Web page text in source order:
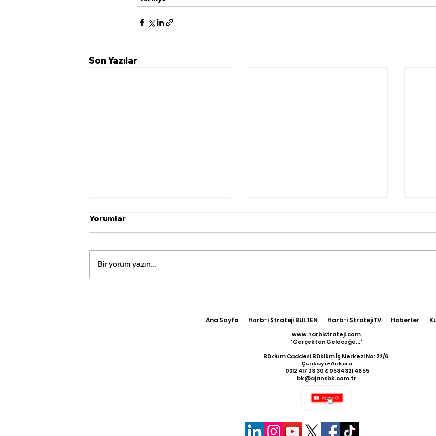
Son Yazılar
17
Yorumlar
Bir yorum yazın...
Ana Sayfa Harb-i Strateji BÜLTEN Harb-i StratejiTV Haberler
www.harbistrateji.com
"Gerçekten Geleceğe..."
Büklüm Caddesi Büklüm İş Merkezi No: 22/6
Çankaya-Ankara
​ 0312 417 03 30 & 0534 321 46 55
bk@ajansbk.com.tr